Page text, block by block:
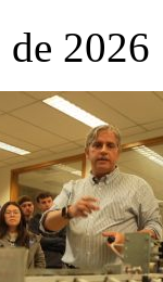
de 2026